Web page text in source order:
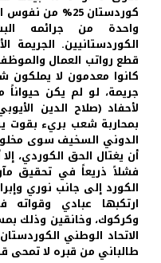
كوردستان 25%
واحدة من جرائمه
الكوردستانيين.
قطع رواتب العمال
كانوا معدمون لا يملكون
جريمة، لو لم يكن حيواناً
لأحفاد (صلاح الدين
بمحاربة شعب بريء بقوت
الدوني السخيف سوى
أن يغتال الحق الكوردي،
فشلاً ذريعاً في تحقيق
الكورد إلى جانب نوري
ارتكبها عبادي وقواته
وكركوك، وخانقين وذلك
الاتحاد الوطني
طالباني من قبره لا تمحى